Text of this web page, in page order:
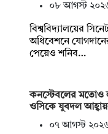
০৮ আগস্ট
বিশ্ববিদ্যালয়ের
অধিবেশনে
পেয়েও শনিব…
কনস্টেবলের মতোও
ওসিকে যুবদল
০৭ আগস্ট